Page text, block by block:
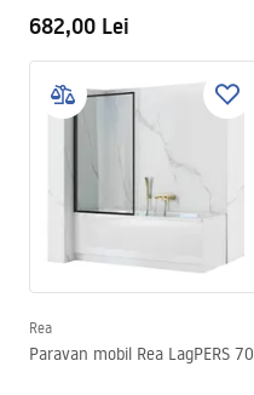
682,00 Lei
Rea
Paravan mobil Rea LagPERS 70